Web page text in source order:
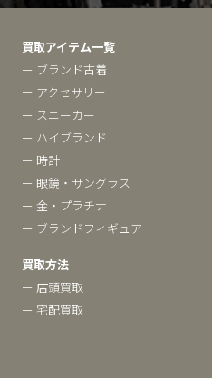
買取アイテム一覧
ー ブランド古着
ー アクセサリー
ー スニーカー
ー ハイブランド
ー 時計
ー 眼鏡・サングラス
ー 金・プラチナ
ー ブランドフィギュア
買取方法
ー 店頭買取
ー 宅配買取